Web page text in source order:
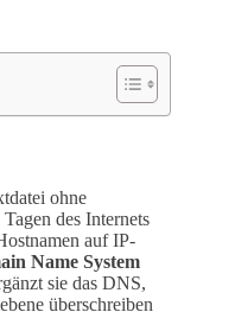
ohne
des Internets
auf IP-
Name System
sie das DNS,
überschreiben